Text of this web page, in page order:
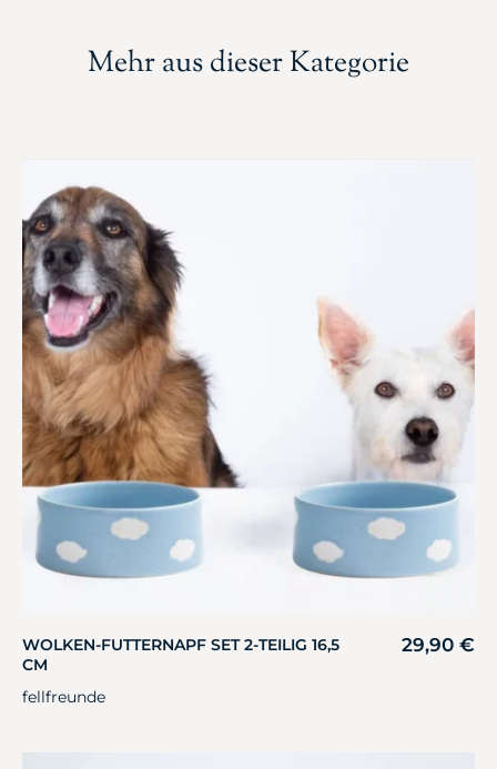
Mehr aus dieser Kategorie
WOLKEN-FUTTERNAPF SET 2-TEILIG 16,5
CM
29,90 €
fellfreunde